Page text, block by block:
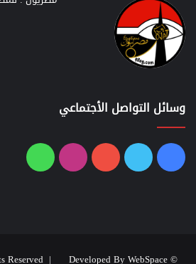
وسائل التواصل الأجتماعي
فيسبوك
تويتر يوتيوبانستقرامواتساب
© Copyright 2026, All Rights Reserved |
Developed By WebSpace